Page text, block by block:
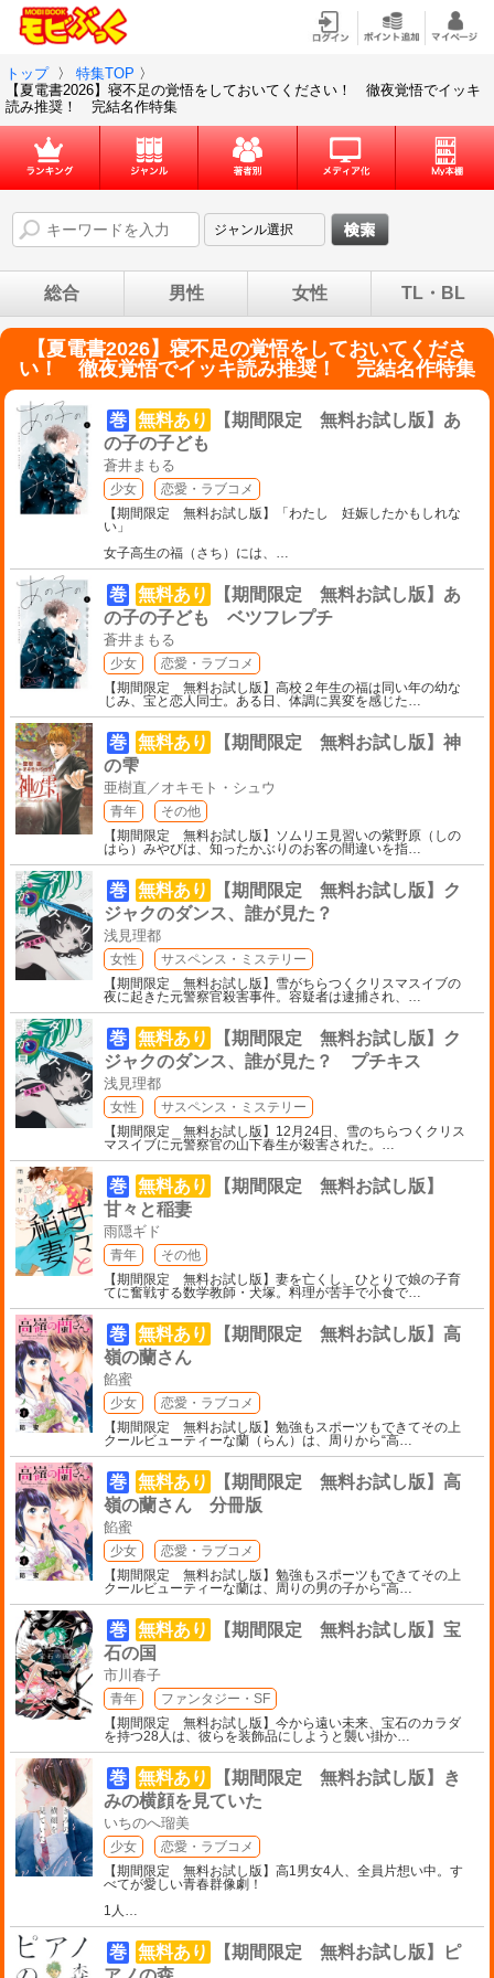
トップ 〉 特集TOP 〉
【夏電書2026】寝不足の覚悟をしておいてください！ 徹夜覚悟でイッキ
読み推奨！ 完結名作特集
総合 男性 女性 TL・BL
【夏電書2026】寝不足の覚悟をしておいてくださ
い！ 徹夜覚悟でイッキ読み推奨！ 完結名作特集
巻 無料あり
【期間限定 無料お試し版】あ
の子の子ども
蒼井まもる
少女
恋愛・ラブコメ
【期間限定 無料お試し版】「わたし 妊娠したかもしれな
い」
女子高生の福（さち）には、
巻 無料あり
【期間限定 無料お試し版】あ
の子の子ども ベツフレプチ
蒼井まもる
少女
恋愛・ラブコメ
【期間限定 無料お試し版】高校２年生の福は同い年の幼な
じみ、宝と恋人同士。ある日、体調に異変を感じた
巻 無料あり
【期間限定 無料お試し版】神
の雫
亜樹直／オキモト・シュウ
青年
その他
【期間限定 無料お試し版】ソムリエ見習いの紫野原（しの
はら）みやびは、知ったかぶりのお客の間違いを指
巻 無料あり
【期間限定 無料お試し版】ク
ジャクのダンス、誰が見た？
浅見理都
女性
サスペンス・ミステリー
【期間限定 無料お試し版】雪がちらつくクリスマスイブの
夜に起きた元警察官殺害事件。容疑者は逮捕され、
巻 無料あり
【期間限定 無料お試し版】ク
ジャクのダンス、誰が見た？ プチキス
浅見理都
女性
サスペンス・ミステリー
【期間限定 無料お試し版】12月24日、雪のちらつくクリス
マスイブに元警察官の山下春生が殺害された。
巻 無料あり
【期間限定 無料お試し版】
甘々と稲妻
雨隠ギド
青年
その他
【期間限定 無料お試し版】妻を亡くし、ひとりで娘の子育
てに奮戦する数学教師・犬塚。料理が苦手で小食で
巻 無料あり
【期間限定 無料お試し版】高
嶺の蘭さん
餡蜜
少女
恋愛・ラブコメ
【期間限定 無料お試し版】勉強もスポーツもできてその上
クールビューティーな蘭（らん）は、周りから“高
巻 無料あり
【期間限定 無料お試し版】高
嶺の蘭さん 分冊版
餡蜜
少女
恋愛・ラブコメ
【期間限定 無料お試し版】勉強もスポーツもできてその上
クールビューティーな蘭は、周りの男の子から“高
巻 無料あり
【期間限定 無料お試し版】宝
石の国
市川春子
青年
ファンタジー・SF
【期間限定 無料お試し版】今から遠い未来、宝石のカラダ
を持つ28人は、彼らを装飾品にしようと襲い掛か
巻 無料あり
【期間限定 無料お試し版】き
みの横顔を見ていた
いちのへ瑠美
少女
恋愛・ラブコメ
【期間限定 無料お試し版】高1男女4人、全員片想い中。す
べてが愛しい青春群像劇！
1人
巻 無料あり
【期間限定 無料お試し版】ピ